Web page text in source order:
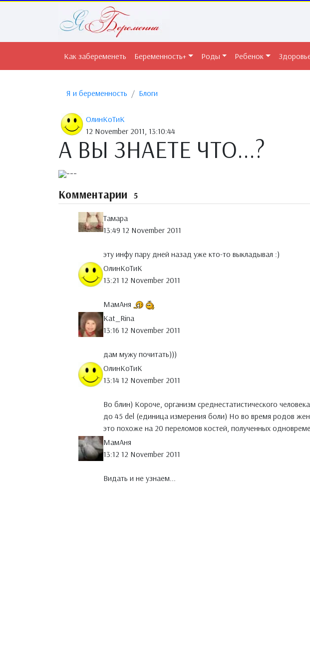
Как забеременеть Беременность+ Роды Ребенок
Я и беременность Блоги
ОлинКоТиК
12 November 2011, 13:10:44
А ВЫ ЗНАЕТЕ ЧТО...?
---
Комментарии 5
Тамара
13:49 12 November 2011
эту инфу пару дней назад уже кто-то выкладывал :)
ОлинКоТиК
13:21 12 November 2011
МамАня
Kat_Rina
13:16 12 November 2011
дам мужу почитать)))
ОлинКоТиК
13:14 12 November 2011
Во блин) Короче, организм среднестатистического
до 45 del (единица измерения боли) Но во время родов
это похоже на 20 переломов костей, полученных
МамАня
13:12 12 November 2011
Видать и не узнаем...